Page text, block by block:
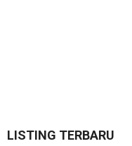
LISTING TERBARU